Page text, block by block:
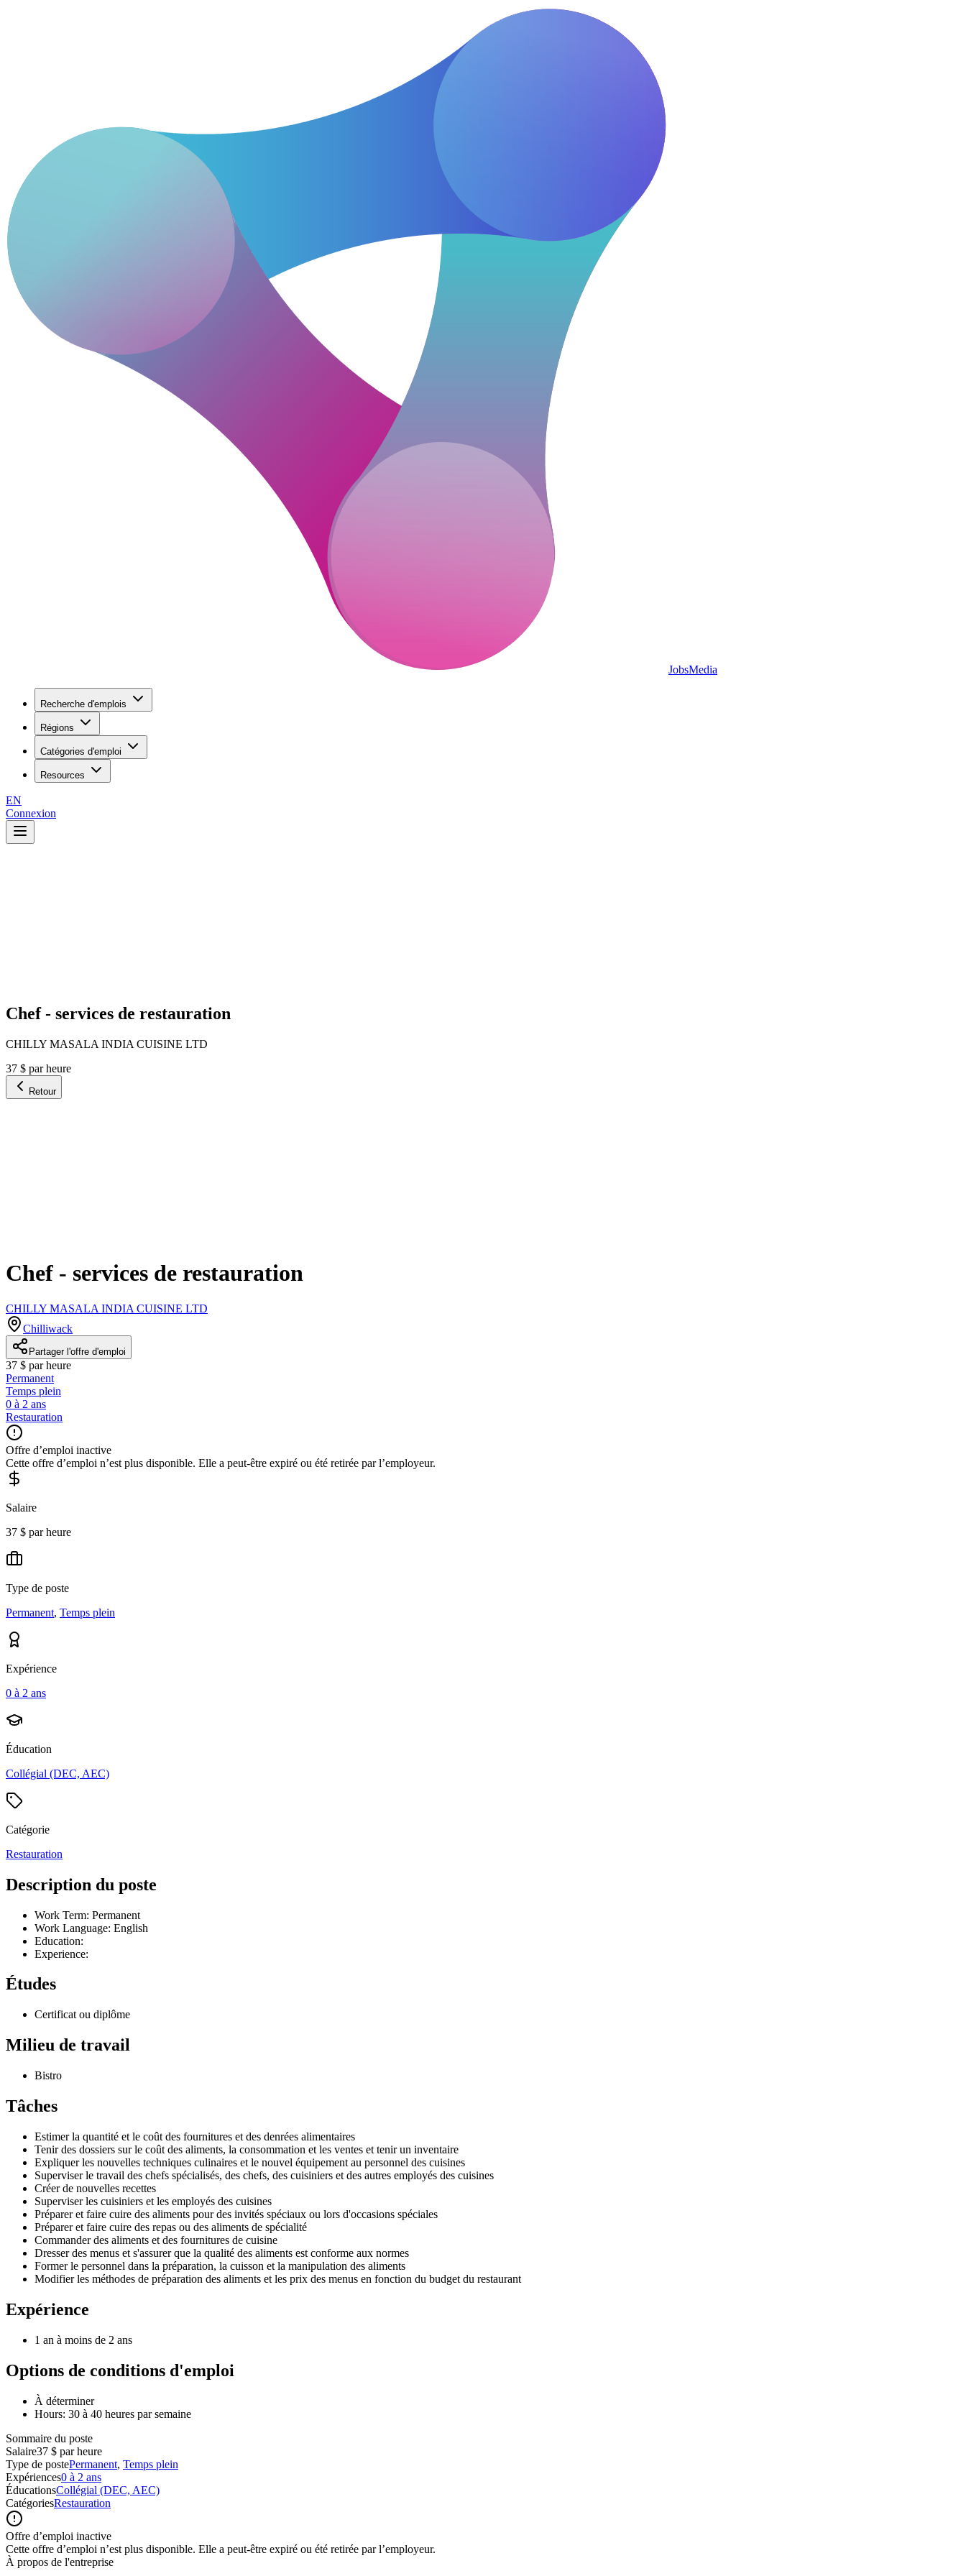
JobsMedia
Recherche d'emplois
Régions
Catégories d'emploi
Resources
EN
Connexion
Chef - services de restauration
CHILLY MASALA INDIA CUISINE LTD
37 $ par heure
Retour
Chef - services de restauration
CHILLY MASALA INDIA CUISINE LTD
Chilliwack
Partager l'offre d'emploi
37 $ par heure
Permanent
Temps plein
0 à 2 ans
Restauration
Offre d’emploi inactive
Cette offre d’emploi n’est plus disponible. Elle a peut-être expiré ou été retirée par l’employeur.
Salaire
37 $ par heure
Type de poste
Permanent, Temps plein
Expérience
0 à 2 ans
Éducation
Collégial (DEC, AEC)
Catégorie
Restauration
Description du poste
Work Term: Permanent
Work Language: English
Education:
Experience:
Études
Certificat ou diplôme
Milieu de travail
Bistro
Tâches
Estimer la quantité et le coût des fournitures et des denrées alimentaires
Tenir des dossiers sur le coût des aliments, la consommation et les ventes et tenir un inventaire
Expliquer les nouvelles techniques culinaires et le nouvel équipement au personnel des cuisines
Superviser le travail des chefs spécialisés, des chefs, des cuisiniers et des autres employés des cuisines
Créer de nouvelles recettes
Superviser les cuisiniers et les employés des cuisines
Préparer et faire cuire des aliments pour des invités spéciaux ou lors d'occasions spéciales
Préparer et faire cuire des repas ou des aliments de spécialité
Commander des aliments et des fournitures de cuisine
Dresser des menus et s'assurer que la qualité des aliments est conforme aux normes
Former le personnel dans la préparation, la cuisson et la manipulation des aliments
Modifier les méthodes de préparation des aliments et les prix des menus en fonction du budget du restaurant
Expérience
1 an à moins de 2 ans
Options de conditions d'emploi
À déterminer
Hours: 30 à 40 heures par semaine
Sommaire du poste
Salaire37 $ par heure
Type de postePermanent, Temps plein
Expériences0 à 2 ans
ÉducationsCollégial (DEC, AEC)
CatégoriesRestauration
Offre d’emploi inactive
Cette offre d’emploi n’est plus disponible. Elle a peut-être expiré ou été retirée par l’employeur.
À propos de l'entreprise